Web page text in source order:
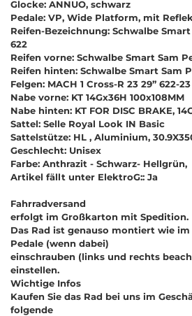
Glocke: ANNUO, schwarz
Pedale: VP, Wide Platform, mit
Reifen-Bezeichnung: Schwalbe
622
Reifen vorne: Schwalbe Smart Sam
Reifen hinten: Schwalbe Smart Sam
Felgen: MACH 1 Cross-R 23 29’’ 622-
Nabe vorne: KT 14Gx36H 100x108MM
Nabe hinten: KT FOR DISC BRAKE,
Sattel: Selle Royal Look IN Basic
Sattelstütze: HL , Aluminium,
Geschlecht: Unisex
Farbe: Anthrazit - Schwarz- Hellgrün,
Artikel fällt unter ElektroG:: Ja
Fahrradversand
erfolgt im Großkarton mit Spedition.
Das Rad ist genauso montiert wie
Pedale (wenn dabei)
einschrauben (links und rechts
einstellen.
Wichtige Infos
Kaufen Sie das Rad bei uns im
folgende